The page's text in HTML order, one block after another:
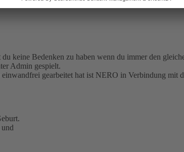
keine Bedenken zu haben wenn du immer den
Admin gespielt.
gearbeitet hat ist NERO in Verbindung